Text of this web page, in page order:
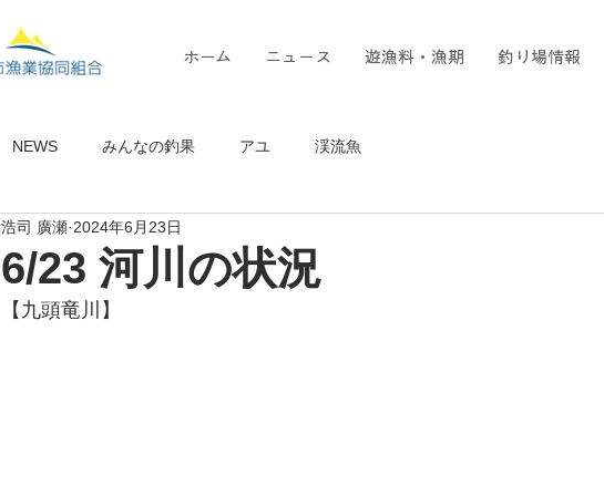
ホーム ニュース 遊漁料・漁期 釣り場情報
NEWS みんなの釣果 アユ 渓流魚
6/23 河川の状況
浩司 廣瀬 2024年6月23日
【九頭竜川】